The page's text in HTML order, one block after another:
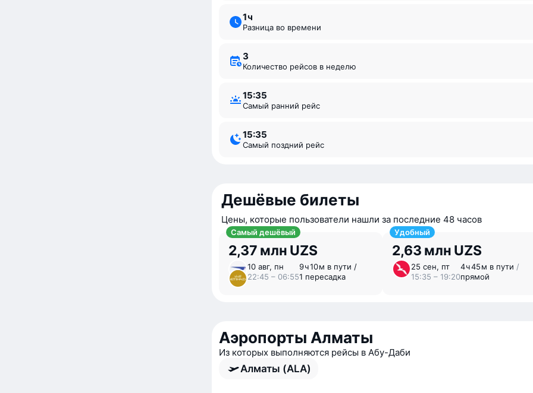
1 ⁠ч
Разница во времени
3
Количество рейсов в неделю
15:35
Самый ранний рейс
15:35
Самый поздний рейс
Дешёвые билеты
Цены, которые пользователи нашли за последние 48 часов
Самый дешёвый
2,37 млн UZS
10 авг, пн
22:45 – 06:55
9 ⁠ч 10 ⁠м в пути /
1 пересадка
Удобный
2,63 млн UZS
25 сен, пт
15:35 – 19:20
4 ⁠ч 45 ⁠м в пути /
прямой
Аэропорты Алматы
Из которых выполняются рейсы в Абу-Даби
Алматы (ALA)